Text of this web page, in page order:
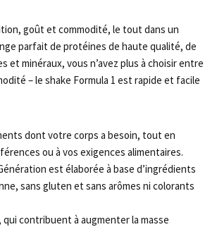
goût et commodité, le tout dans un
parfait de protéines de haute qualité, de
et minéraux, vous n’avez plus à choisir entre
– le shake Formula 1 est rapide et facile
dont votre corps a besoin, tout en
ou à vos exigences alimentaires.
est élaborée à base d’ingrédients
sans gluten et sans arômes ni colorants
qui contribuent à augmenter la masse